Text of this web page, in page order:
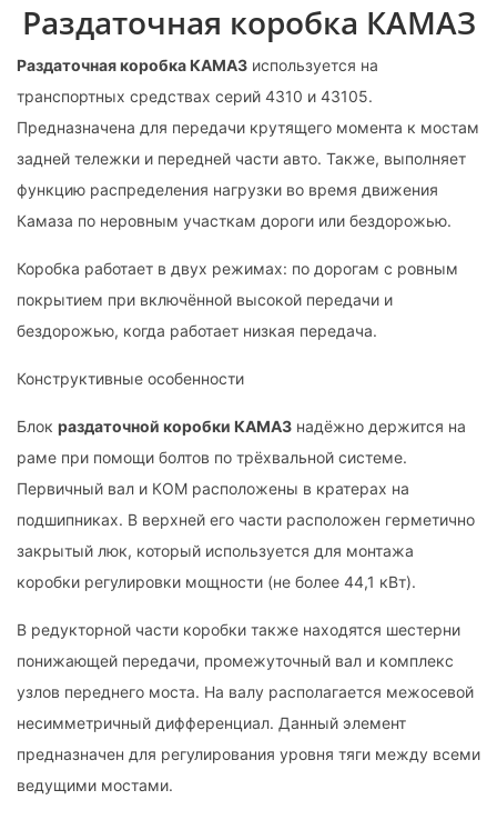
Раздаточная коробка КАМАЗ
Раздаточная коробка КАМАЗ используется на
транспортных средствах серий 4310 и 43105.
Предназначена для передачи крутящего момента к мостам
задней тележки и передней части авто. Также, выполняет
функцию распределения нагрузки во время движения
Камаза по неровным участкам дороги или бездорожью.
Коробка работает в двух режимах: по дорогам с ровным
покрытием при включённой высокой передачи и
бездорожью, когда работает низкая передача.
Конструктивные особенности
Блок раздаточной коробки КАМАЗ надёжно держится на
раме при помощи болтов по трёхвальной системе.
Первичный вал и КОМ расположены в кратерах на
подшипниках. В верхней его части расположен герметично
закрытый люк, который используется для монтажа
коробки регулировки мощности (не более 44,1 кВт).
В редукторной части коробки также находятся шестерни
понижающей передачи, промежуточный вал и комплекс
узлов переднего моста. На валу располагается межосевой
несимметричный дифференциал. Данный элемент
предназначен для регулирования уровня тяги между всеми
ведущими мостами.